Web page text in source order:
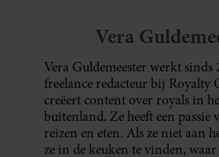
Vera
Vera Guldemeester werkt sinds
freelance redacteur bij Royalty
creëert content over royals in
buitenland. Ze heeft een passie
reizen en eten. Als ze niet aan
ze in de keuken te vinden, waar